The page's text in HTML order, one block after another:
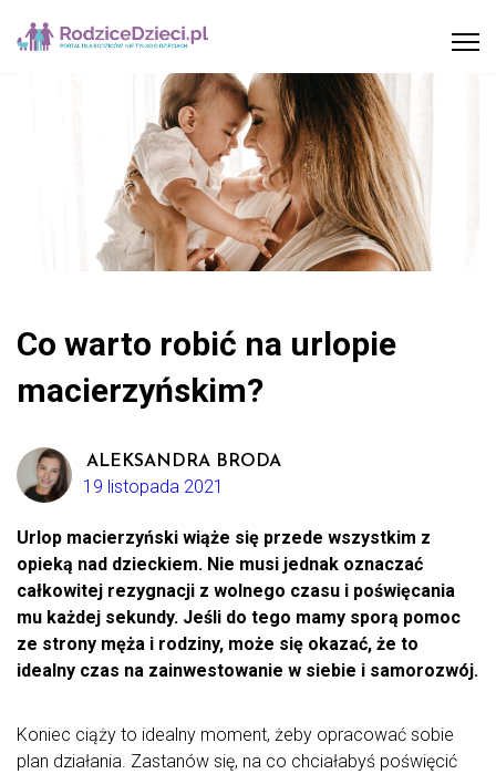
Co warto robić na urlopie
macierzyńskim?
ALEKSANDRA BRODA
19 listopada 2021
Urlop macierzyński wiąże się przede wszystkim z
opieką nad dzieckiem. Nie musi jednak oznaczać
całkowitej rezygnacji z wolnego czasu i poświęcania
mu każdej sekundy. Jeśli do tego mamy sporą pomoc
ze strony męża i rodziny, może się okazać, że to
idealny czas na zainwestowanie w siebie i samorozwój.
Koniec ciąży to idealny moment, żeby opracować sobie
plan działania. Zastanów się, na co chciałabyś poświęcić